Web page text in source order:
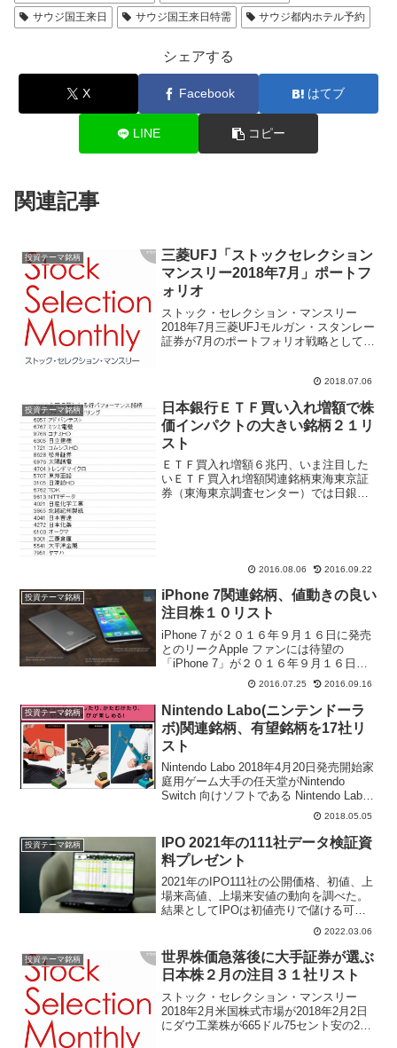
サウジ国王来日
サウジ国王来日特需 サウジ都内ホテル予約
シェアする
X Facebook はてブ
LINE コピー
関連記事
投資テーマ銘柄
三菱UFJ「ストックセレクション
マンスリー2018年7月」ポートフ
ォリオ
ストック・セレクション・マンスリー
2018年7月三菱UFJモルガン・スタンレー
証券が7月のポートフォリオ戦略として、
オ全30銘柄から7月のポートフォリオ全27
銘柄...
2018.07.06
投資テーマ銘柄
日本銀行ＥＴＦ買い入れ増額で株
価インパクトの大きい銘柄２１リ
スト
ＥＴＦ買入れ増額６兆円、いま注目した
いＥＴＦ買入れ増額関連銘柄東海東京証
券（東海東京調査センター）では日銀が
2016.08.06 2016.09.22
投資テーマ銘柄
iPhone 7関連銘柄、値動きの良い
注目株１０リスト
iPhone 7 が２０１６年９月１６日に発売
とのリークApple ファンには待望の
「iPhone 7」が２０１６年９月１６日に
も発売か？というリーク情報がニュース
になって報じられている。株式市場では
「アップル関連銘柄」、「iPhone関連...
2016.07.25 2016.09.16
投資テーマ銘柄
Nintendo Labo(ニンテンドーラ
ボ)関連銘柄、有望銘柄を17社リ
スト
Nintendo Labo 2018年4月20日発売開始家
庭用ゲーム大手の任天堂がNintendo
Switch 向けソフトである Nintendo Labo
を2018年4月20日から発売開始した。株
式市場ではポケモンＧＯ関連銘柄、ニン
テ...
2018.05.05
投資テーマ銘柄
IPO 2021年の111社データ検証資
料プレゼント
2021年のIPO111社の公開価格、初値、上
場来高値、上場来安値の動向を調べた。
結果としてIPOは初値売りで儲ける可能
性が高くIPOセカンダリー投資はIPO損失
の確率を分析。新規上場後に上場初日と
上場2日目を含め約1か月以内に上場来高
値をつけるのが78%になっているので、
セカンダリーでIPO銘柄を買い評価損と
なった場合に損切り目処は1か月
2022.03.06
投資テーマ銘柄
世界株価急落後に大手証券が選ぶ
日本株２月の注目３１社リスト
ストック・セレクション・マンスリー
2018年2月米国株式市場が2018年2月2日
にダウ工業株が665ドル75セント安の2万